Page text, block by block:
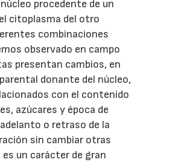
procedente de un
citoplasma del otro
combinaciones
observado en campo
presentan cambios, en
donante del núcleo,
con el contenido
azúcares y época de
o retraso de la
sin cambiar otras
un carácter de gran